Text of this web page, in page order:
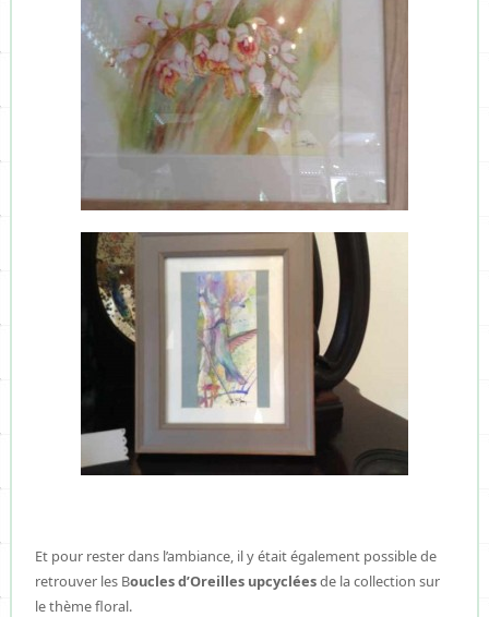
Et pour rester dans l’ambiance, il y était également possible de
retrouver les Boucles d’Oreilles upcycléesde la collection sur
le thème floral.